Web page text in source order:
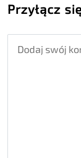
Przyłącz